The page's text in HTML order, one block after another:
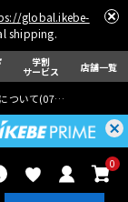
global.ikebe-
shipping.
学割
サービス 店舗一覧
ついて(07月29日
0